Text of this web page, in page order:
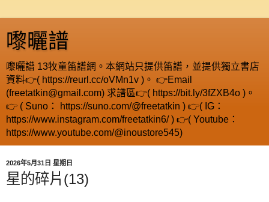
嚟曬譜
嚟曬譜 13牧童笛譜網。本網站只提供笛譜，並提供獨立書店
資料👉( https://reurl.cc/oVMn1v )。 👉Email
(freetatkin@gmail.com) 求譜區👉( https://bit.ly/3fZXB4o )。
👉 ( Suno： https://suno.com/@freetatkin ) 👉( IG：
https://www.instagram.com/freetatkin6/ ) 👉( Youtube：
https://www.youtube.com/@inoustore545)
2026年5月31日 星期日
星的碎片(13)